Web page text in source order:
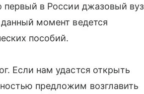
первый в России джазовый вуз
момент ведется
пособий.
Если нам удастся открыть
предложим возглавить